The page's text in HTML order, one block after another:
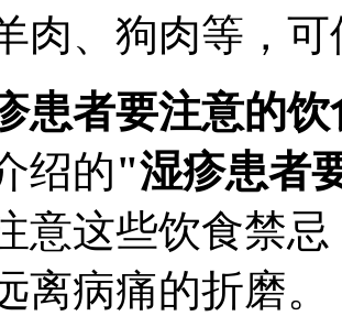
肉、狗肉等，
患者要注意的饮
绍的"湿疹患者
意这些饮食禁
离病痛的折磨。